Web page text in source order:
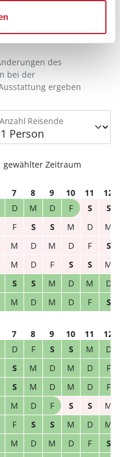
anklicken
und Preis angezeigt
Anzahl Reisende
des
bei der
ergeben
gewählter Zeitraum
7 8 9 10 11
12
D M D F S
S
F S S M D
M
M D M D F
S
M D F S S
M
S S M D M
D
M D M D F S
7 8 9 10 11
12
D F S S M
D
S M D M D
F
S M D M D
F
M D F S S
M
F S S M D
M
M D M D F
S